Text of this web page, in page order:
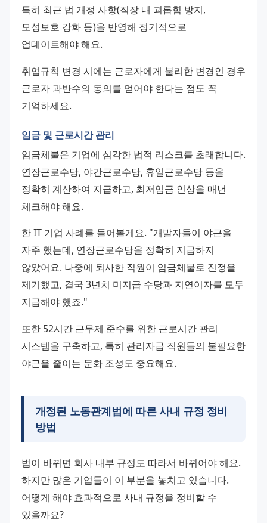
특히 최근 법 개정 사항(직장 내 괴롭힘 방지,
모성보호 강화 등)을 반영해 정기적으로
업데이트해야 해요.
취업규칙 변경 시에는 근로자에게 불리한 변경인 경우
근로자 과반수의 동의를 얻어야 한다는 점도 꼭
기억하세요.
임금 및 근로시간 관리
임금체불은 기업에 심각한 법적 리스크를 초래합니다.
연장근로수당, 야간근로수당, 휴일근로수당 등을
정확히 계산하여 지급하고, 최저임금 인상을 매년
체크해야 해요.
한 IT 기업 사례를 들어볼게요. "개발자들이 야근을
자주 했는데, 연장근로수당을 정확히 지급하지
않았어요. 나중에 퇴사한 직원이 임금체불로 진정을
제기했고, 결국 3년치 미지급 수당과 지연이자를 모두
지급해야 했죠."
또한 52시간 근무제 준수를 위한 근로시간 관리
시스템을 구축하고, 특히 관리자급 직원들의 불필요한
야근을 줄이는 문화 조성도 중요해요.
개정된 노동관계법에 따른 사내 규정 정비
방법
법이 바뀌면 회사 내부 규정도 따라서 바뀌어야 해요.
하지만 많은 기업들이 이 부분을 놓치고 있습니다.
어떻게 해야 효과적으로 사내 규정을 정비할 수
있을까요?